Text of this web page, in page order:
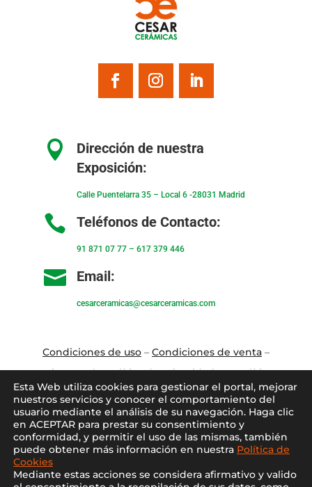

Dirección de nuestra
Exposición:
Calle Puentelarra 35 – Local 6 -28031 Madrid
 Teléfonos de Contacto:
91 871 07 77– 617 379 446
 Email:
cesarceramicas@cesarceramicas.com
Condiciones de uso– Condiciones de venta–
Aviso Legal–Política de privacidad –Política
de cookies
Blog–Contacto–Conócenos –Mi Cuenta
Esta Web utiliza cookies para gestionar el portal, mejorar
nuestros servicios y conocer el comportamiento del
usuario mediante el análisis de su navegación. Haga clic
en ACEPTAR para prestar su consentimiento y
conformidad, y permitir el uso de las mismas, también
puede obtener más información en nuestra Política de
Cookies
Mediante estas acciones se considera afirmativo y valido